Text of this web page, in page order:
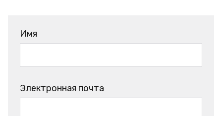
Имя
Электронная почта